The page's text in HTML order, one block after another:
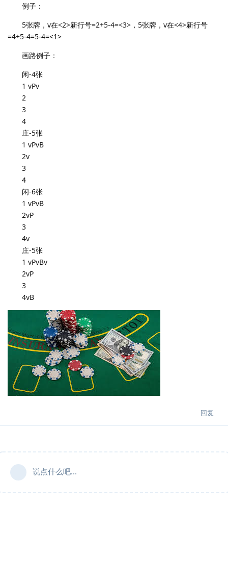
例子：
5张牌，v在<2>新行号=2+5-4=<3>，5张牌，v在<4>新行号
=4+5-4=5-4=<1>
画路例子：
闲-4张
1 vPv
2
3
4
庄-5张
1 vPvB
2v
3
4
闲-6张
1 vPvB
2vP
3
4v
庄-5张
1 vPvBv
2vP
3
4vB
回复
说点什么吧...